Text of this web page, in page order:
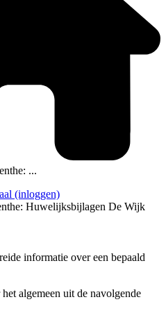
...
(inloggen)
Huwelijksbijlagen De Wijk
informatie over een bepaald
algemeen uit de navolgende